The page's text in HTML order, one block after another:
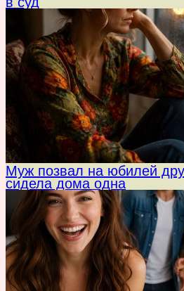
Муж позвал на юбилей
сидела дома одна